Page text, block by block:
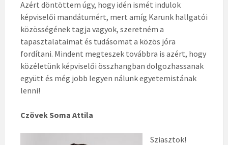
Azért döntöttem úgy, hogy idén ismét indulok
képviselői mandátumért, mert amíg Karunk hallgatói
közösségének tagja vagyok, szeretném a
tapasztalataimat és tudásomat a közös jóra
fordítani. Mindent megteszek továbbra is azért, hogy
közéletünk képviselői összhangban dolgozhassanak
együtt és még jobb legyen nálunk egyetemistának
lenni!
Czövek Soma Attila
Sziasztok!